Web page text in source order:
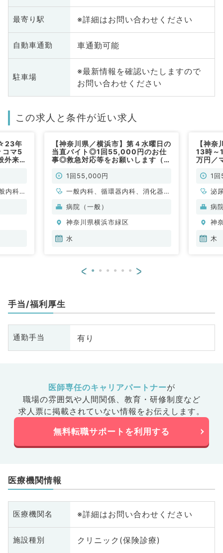
最寄り駅 ※詳細はお問い合わせください
自動車通勤 車通勤可能
駐車場
※最新情報を確認いたしますので
お問い合わせください
この求人と条件が近い求人
年
コマ5
外来／
内科、
【神奈川県／横浜市】第４水曜日の
当直バイト◎1回55,000円のお仕
事◎救急対応等をお願いします（内
1回55,000円
一般内科、循環器内科、消化器内
科、腎臓内科、外科系全般、一般
病院（一般）
神奈川県横浜市緑区
水
【神
13時～
万円／
1
泌
病
神
木
< >
手当/福利厚生
通勤手当 有り
医師専任のキャリアパートナーが
職場の雰囲気や人間関係、 教育・研修制度など
求人票に掲載されていない情報をお伝えします。
無料転職サポートを利用する
医療機関情報
医療機関名 ※詳細はお問い合わせください
施設種別 クリニック(保険診療)